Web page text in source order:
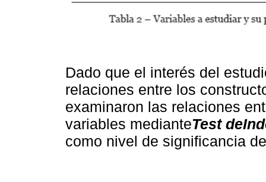
Dado que el interés del
relaciones entre los
examinaron las relaciones
variables medianteTest
como nivel de significancia